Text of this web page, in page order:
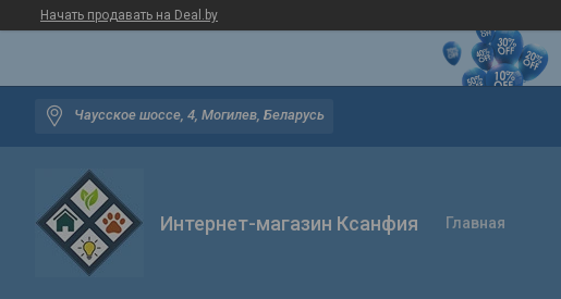
Начать продавать на Deal.by
Чаусское шоссе, 4, Могилев, Беларусь
Интернет-магазин Ксанфия Главная